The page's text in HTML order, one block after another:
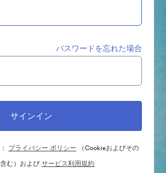
パスワードを忘れた場合
プライバシー ポリシー （Cookieおよびその
む）およびサービス利用規約